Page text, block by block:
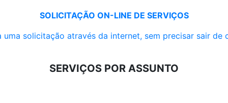
SOLICITAÇÃO ON-LINE DE SERVIÇOS
uma solicitação através da internet, sem precisar sair de
SERVIÇOS POR ASSUNTO